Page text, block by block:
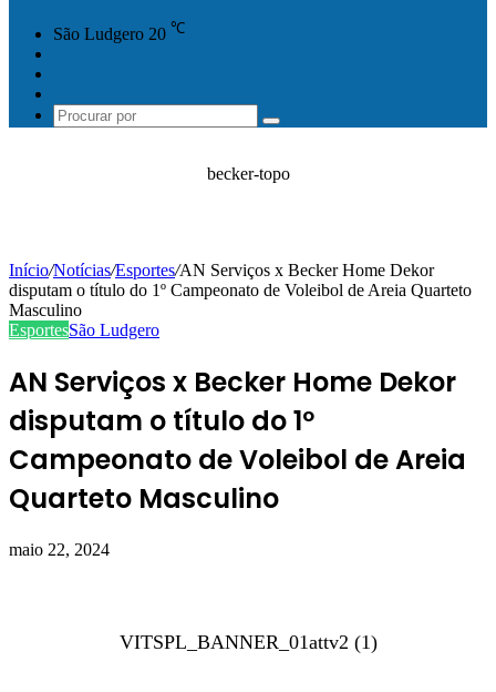
São Ludgero 20 ℃
Procurar
becker-topo
Início/Notícias/Esportes/AN Serviços x Becker Home Dekor
disputam o título do 1º Campeonato de Voleibol de Areia Quarteto
Masculino
EsportesSão Ludgero
AN Serviços x Becker Home Dekor
disputam o título do 1º
Campeonato de Voleibol de Areia
Quarteto Masculino
maio 22, 2024
VITSPL_BANNER_01attv2 (1)